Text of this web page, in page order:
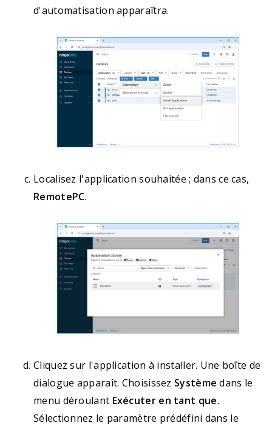
d'automatisation apparaîtra.
Localisez l'application souhaitée ; dans ce cas,
RemotePC.
Cliquez sur l'application à installer. Une boîte de
dialogue apparaît. Choisissez Système dans le
menu déroulant Exécuter en tant que.
Sélectionnez le paramètre prédéfini dans le